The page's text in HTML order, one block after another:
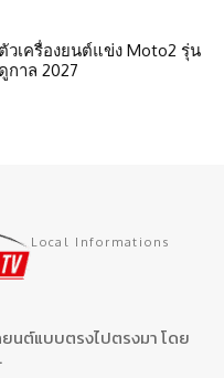
วเครื่องยนต์แข่ง Moto2 รุ่น
กาล 2027
Local Informations
ยนต์แบบตรงไปตรงมา โดย